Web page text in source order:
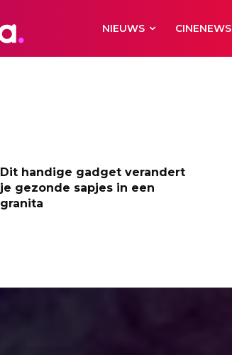
NIEUWS CINENEWS
Dit handige gadget verandert
je gezonde sapjes in een
granita